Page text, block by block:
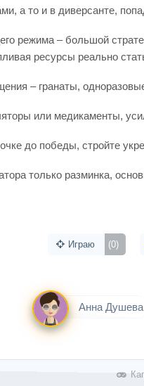
а то и в диверсанте,
режима – большой
ресурсы реально
– гранаты,
или медикаменты,
до победы, стройте
только разминка,
Играю (0)
Анна Душева